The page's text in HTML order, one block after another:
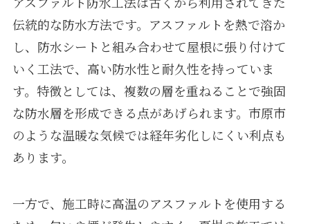
伝統的な防水方法です。アスファルトを熱で溶か
し、防水シートと組み合わせて屋根に張り付けて
いく工法で、高い防水性と耐久性を持っていま
す。特徴としては、複数の層を重ねることで強固
な防水層を形成できる点があげられます。市原市
のような温暖な気候では経年劣化しにくい利点も
あります。
一方で、施工時に高温のアスファルトを使用する